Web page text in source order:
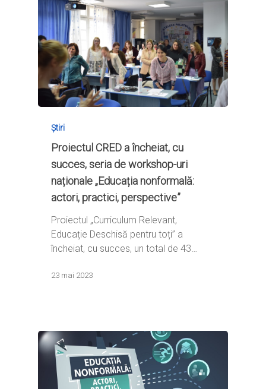
Știri
Proiectul CRED a încheiat, cu
succes, seria de workshop-uri
naționale „Educația nonformală:
actori, practici, perspective”
Proiectul „Curriculum Relevant,
Educație Deschisă pentru toți” a
încheiat, cu succes, un total de 43…
23 mai 2023